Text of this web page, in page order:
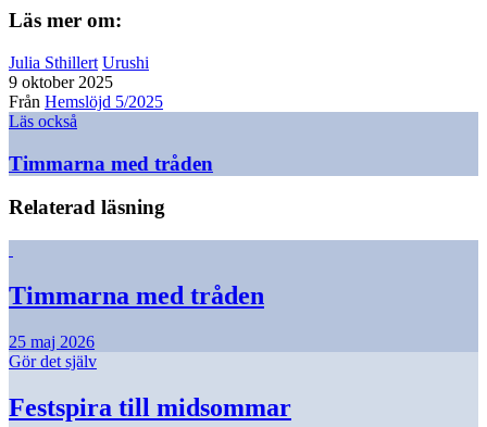
Läs mer om:
Julia Sthillert Urushi
9 oktober 2025
Från Hemslöjd 5/2025
Läs också
Timmarna med tråden
Relaterad läsning
Timmarna med tråden
25 maj 2026
Gör det själv
Festspira till midsommar